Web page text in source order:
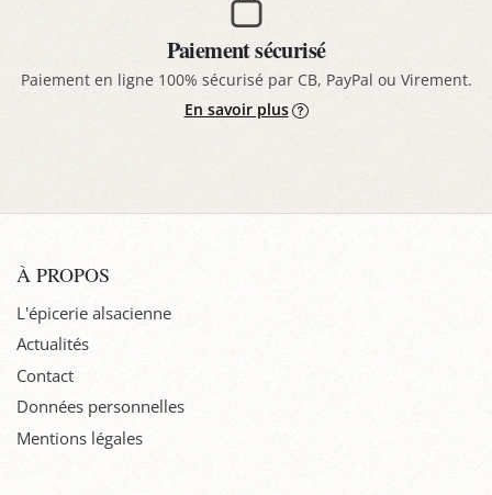
Paiement sécurisé
Paiement en ligne 100% sécurisé par CB, PayPal ou Virement.
En savoir plus
À PROPOS
L'épicerie alsacienne
Actualités
Contact
Données personnelles
Mentions légales